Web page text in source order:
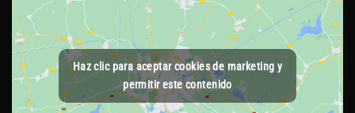
Haz clic para aceptar cookies de marketing y
permitir este contenido